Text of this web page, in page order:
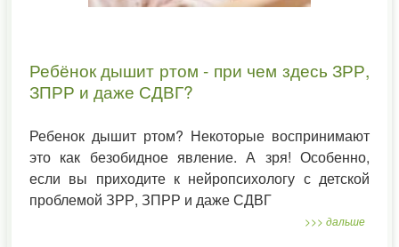
Ребёнок дышит ртом - при чем здесь ЗРР,
ЗПРР и даже СДВГ?
Ребенок дышит ртом? Некоторые воспринимают
это как безобидное явление. А зря! Особенно,
если вы приходите к нейропсихологу с детской
проблемой ЗРР, ЗПРР и даже СДВГ
>>> дальше